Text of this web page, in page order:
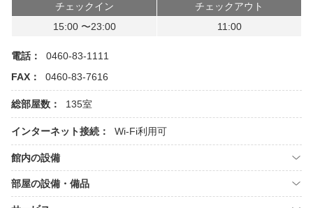
チェックイン
チェックアウト
15:00 〜23:00
11:00
電話：
0460-83-1111
FAX：
0460-83-7616
総部屋数： 135室
インターネット接続： Wi-Fi利用可
館内の設備
部屋の設備・備品